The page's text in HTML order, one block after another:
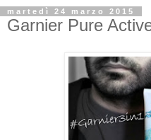
martedì 24 marzo 2015
Garnier Pure